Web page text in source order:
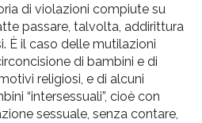
di violazioni compiute su
passare, talvolta, addirittura
È il caso delle mutilazioni
di bambini e di
religiosi, e di alcuni
“intersessuali”, cioè con
sessuale, senza contare,